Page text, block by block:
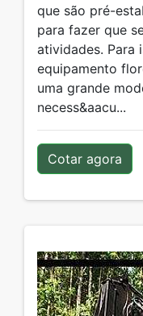
que são pré-
para fazer que
atividades. Para
equipamento
uma grande
necess&aacu...
Cotar agora